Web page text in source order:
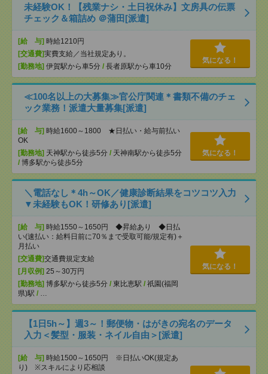
未経験OK！【残業ナシ・土日祝休み】文房具の伝票
チェック＆箱詰め ＠蒲田[派遣]
[給 与] 時給1210円
[交通費]実費支給／当社規定あり。
[勤務地] 伊賀駅から車5分 / 長者原駅から車10分
気になる！
≪100名以上の大募集≫官公庁関連＊書類不備のチェ
ック業務！派遣大量募集[派遣]
[給 与] 時給1600～1800 ★日払い・給与前払い
OK
[勤務地] 天神駅から徒歩5分 / 天神南駅から徒歩5分
/ 博多駅から徒歩5分
気になる！
＼電話なし＊4h～OK／健康診断結果をコツコツ入力
▼未経験もOK！研修あり[派遣]
[給 与] 時給1550～1650円 ◆昇給あり ◆日払
い(速払い：給料日前に70％まで受取可能/規定有)＋
月払い
[交通費]交通費規定支給
[月収例] 25～30万円
[勤務地] 博多駅から徒歩5分 / 東比恵駅 / 祇園(福岡
県)駅 / …
気になる！
【1日5h～】週3～！郵便物・はがきの宛名のデータ
入力＜髪型・服装・ネイル自由＞[派遣]
[給 与] 時給1500～1650円 ※日払いOK(規定あ
り) ※スキルにより応相談